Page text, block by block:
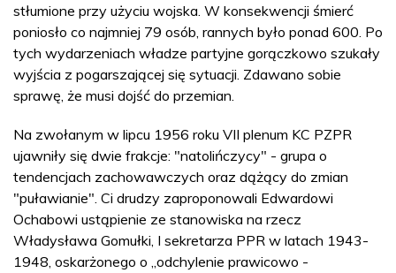
stłumione przy użyciu wojska. W konsekwencji śmierć
poniosło co najmniej 79 osób, rannych było ponad 600. Po
tych wydarzeniach władze partyjne gorączkowo szukały
wyjścia z pogarszającej się sytuacji. Zdawano sobie
sprawę, że musi dojść do przemian.
Na zwołanym w lipcu 1956 roku VII plenum KC PZPR
ujawniły się dwie frakcje: "natolińczycy" - grupa o
tendencjach zachowawczych oraz dążący do zmian
"puławianie". Ci drudzy zaproponowali Edwardowi
Ochabowi ustąpienie ze stanowiska na rzecz
Władysława Gomułki, I sekretarza PPR w latach 1943-
1948, oskarżonego o „odchylenie prawicowo -